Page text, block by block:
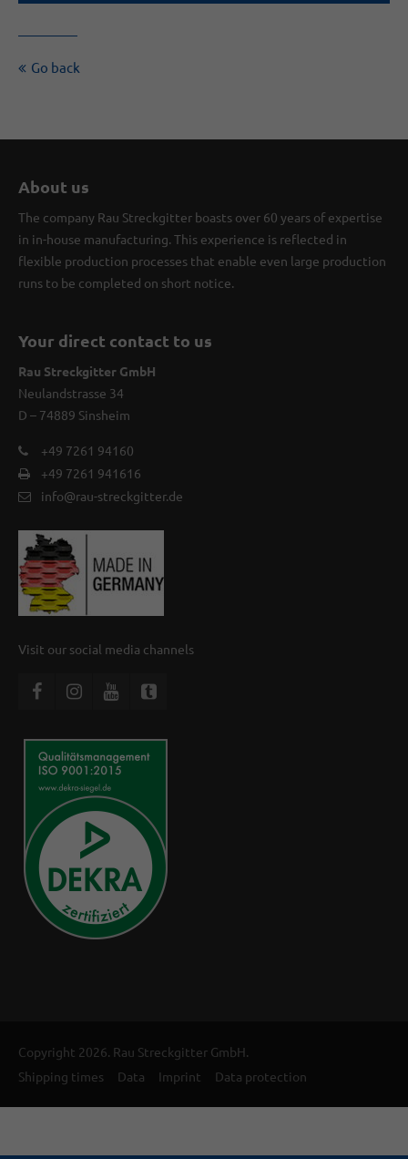
Go back
About us
The company Rau Streckgitter boasts over 60 years of expertise
in in-house manufacturing. This experience is reflected in
flexible production processes that enable even large production
runs to be completed on short notice.
Your direct contact to us
Rau Streckgitter GmbH
Neulandstrasse 34
D – 74889 Sinsheim
+49 7261 94160
+49 7261 941616
info@rau-streckgitter.de
Visit our social media channels
Copyright 2026. Rau Streckgitter GmbH.
Shipping times
Data Imprint Data protection